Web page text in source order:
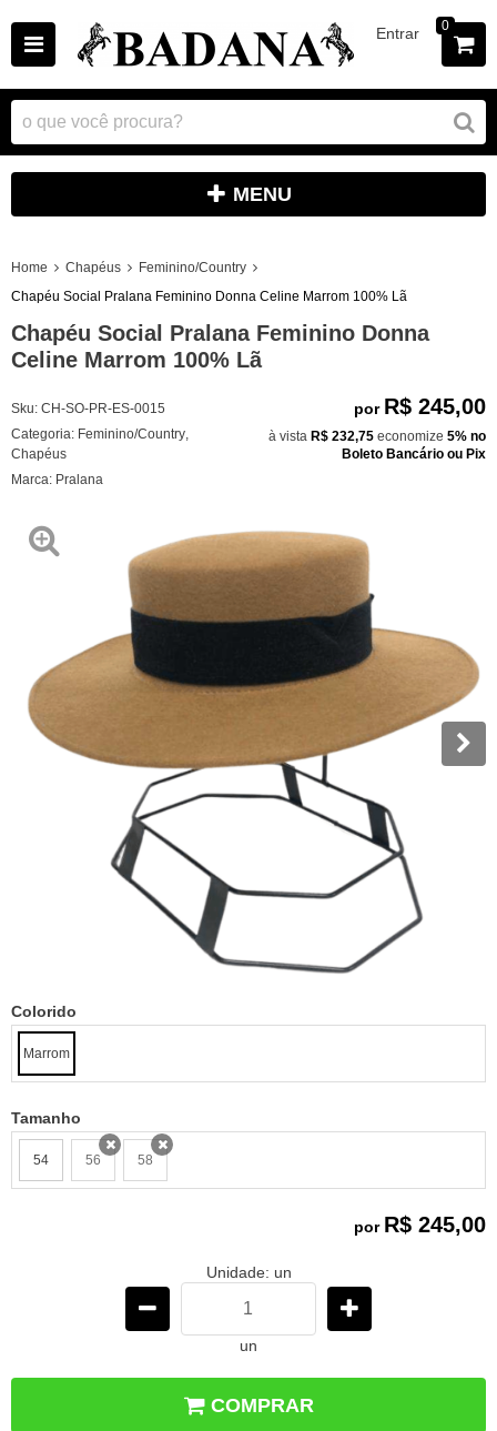
Entrar 0
MENU
Home Chapéus
Feminino/Country
Chapéu Social Pralana Feminino Donna Celine Marrom 100% Lã
Chapéu Social Pralana Feminino Donna
Celine Marrom 100% Lã
Sku: CH-SO-PR-ES-0015
Categoria: Feminino/Country
Chapéus
Marca: Pralana
por R$ 245,00
à vista R$ 232,75 economize 5% no
Boleto Bancário ou Pix
Colorido
Marrom
Tamanho
54 56x 58x
por R$ 245,00
Unidade: un
un
COMPRAR